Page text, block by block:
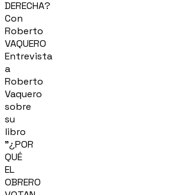
DERECHA?
Con
Roberto
VAQUERO
Entrevista
a
Roberto
Vaquero
sobre
su
libro
"¿POR
QUÉ
EL
OBRERO